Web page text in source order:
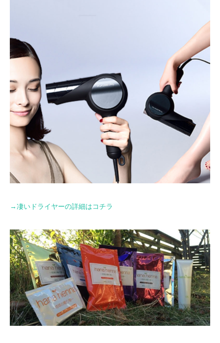
→凄いドライヤーの詳細はコチラ